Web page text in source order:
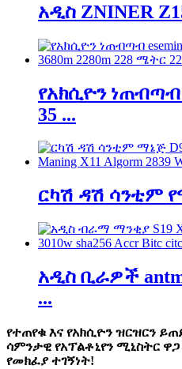
አዲስ ZNINER
የአክሲዮን ነጠብጣብ
35 ...
ርካሽ ዳሽ ሳንቲም
አዲስ ቢራዎች
...
የተጠየቁ እና የአክሲዮን ዝርዝርን
ሳምንታዊ የአፕልቶኒየን ሚኒስትር ዋጋ
የመክፈያ ተገኝነት!